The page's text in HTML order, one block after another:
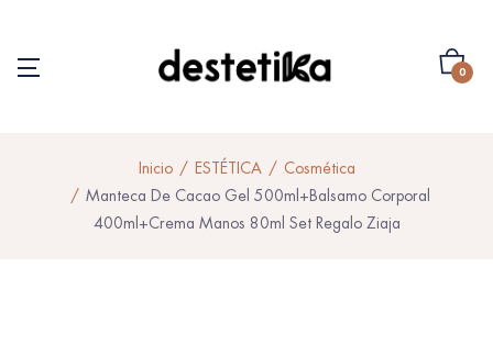
0
Inicio ESTÉTICA
Cosmética
Manteca De Cacao Gel 500ml+Balsamo Corporal
400ml+Crema Manos 80ml Set Regalo Ziaja